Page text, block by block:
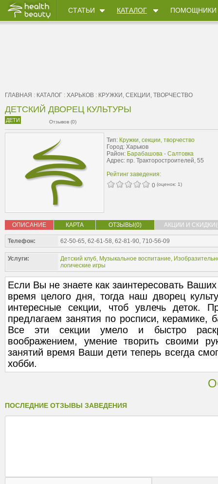
СТАТЬИ КАТАЛОГ ПОМОЩНИКИ
ГЛАВНАЯ : КАТАЛОГ : ХАРЬКОВ : КРУЖКИ, СЕКЦИИ, ТВОРЧЕСТВО
ДЕТСКИЙ ДВОРЕЦ КУЛЬТУРЫ
ДЕТИ Отзывов (0)
Тип: Кружки, секции, творчество
Город: Харьков
Район: Барабашова - Салтовка
Адрес: пр. Тракторостроителей, 55
Рейтинг заведения:
0 (оценок: 1)
ОПИСАНИЕ КАРТА ОТЗЫВЫ(0) АКЦИИ И
Телефон: 62-50-65, 62-61-58, 62-81-90, 710-56-09
Услуги: Детский клуб, Музыкальное воспитание,
логические игры
Если Вы не знаете как заинтересовать
время целого дня, тогда наш дворец
интересные секции, чтоб увлечь деток.
предлагаем занятия по росписи, керамике,
Все эти секции умело и быстро
воображением, умение творить своими
занятий время Ваши дети теперь всегда
хобби.
ПОСЛЕДНИЕ ОТЗЫВЫ ЗАВЕДЕНИЯ